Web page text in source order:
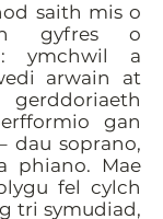
saith mis o
gyfres o
ymchwil a
arwain at
gan
dau soprano,
phiano. Mae
fel cylch
tri symudiad,